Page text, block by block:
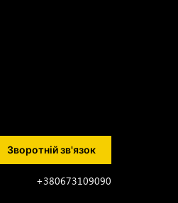
Зворотній зв'язок
+380673109090